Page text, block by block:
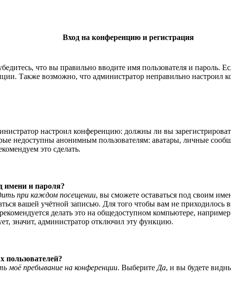
Вход на конференцию и регистрация
что вы правильно вводите имя пользователя и пароль.
Также возможно, что администратор неправильно настроил
настроил конференцию: должны ли вы
недоступны анонимным пользователям: аватары, личные
это сделать.
имени и пароля?
при каждом посещении, вы сможете оставаться под своим
вашей учётной записью. Для того чтобы вам не
делать это на общедоступном компьютере,
значит, администратор отключил эту функцию.
пользователей?
моё пребывание на конференции. Выберите Да, и вы будете